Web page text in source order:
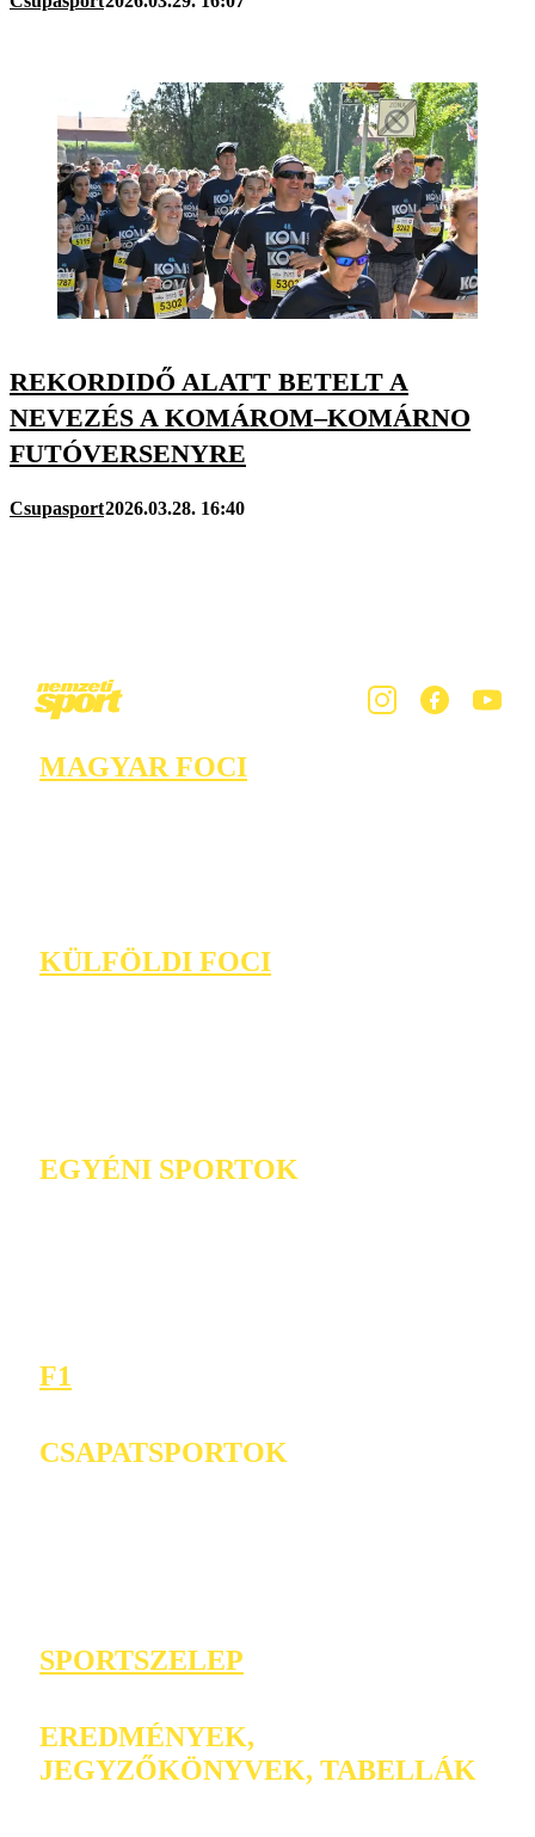
REKORDIDŐ ALATT BETELT A
NEVEZÉS A KOMÁROM–KOMÁRNO
FUTÓVERSENYRE
Csupasport2026.03.28. 16:40
MAGYAR FOCI
KÜLFÖLDI FOCI
EGYÉNI SPORTOK
F1
CSAPATSPORTOK
SPORTSZELEP
EREDMÉNYEK,
JEGYZŐKÖNYVEK, TABELLÁK